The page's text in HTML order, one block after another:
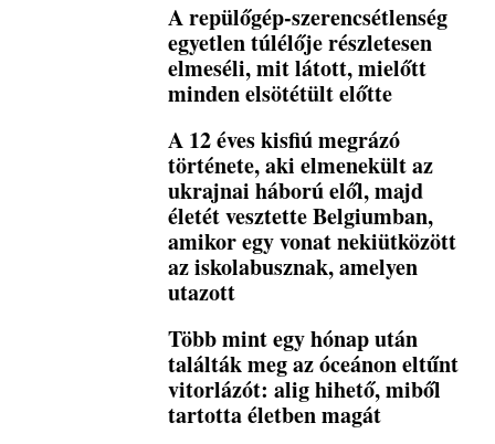
A repülőgép-szerencsétlenség
egyetlen túlélője részletesen
elmeséli, mit látott, mielőtt
minden elsötétült előtte
A 12 éves kisfiú megrázó
története, aki elmenekült az
ukrajnai háború elől, majd
életét vesztette Belgiumban,
amikor egy vonat nekiütközött
az iskolabusznak, amelyen
utazott
Több mint egy hónap után
találták meg az óceánon eltűnt
vitorlázót: alig hihető, miből
tartotta életben magát